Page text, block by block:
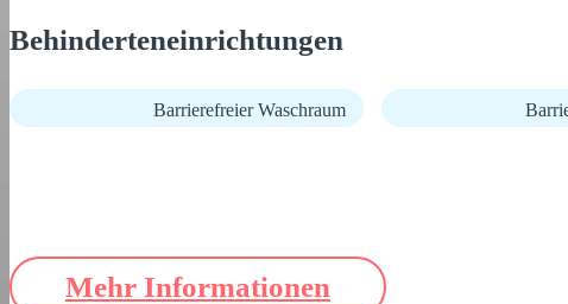
Behinderteneinrichtungen
Barrierefreier Waschraum
Mehr Informationen